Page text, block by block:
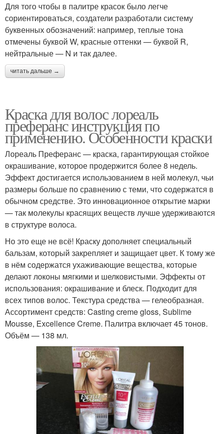
Для того чтобы в палитре красок было легче
сориентироваться, создатели разработали систему
буквенных обозначений: например, теплые тона
отмечены буквой W, красные оттенки — буквой R,
нейтральные — N и так далее.
читать дальше →
Краска для волос лореаль
преферанс инструкция по
применению. Особенности краски
Лореаль Преферанс — краска, гарантирующая стойкое
окрашивание, которое продержится более 8 недель.
Эффект достигается использованием в ней молекул, чьи
размеры больше по сравнению с теми, что содержатся в
обычном средстве. Это инновационное открытие марки
— так молекулы красящих веществ лучше удерживаются
в структуре волоса.
Но это еще не всё! Краску дополняет специальный
бальзам, который закрепляет и защищает цвет. К тому же
в нём содержатся ухаживающие вещества, которые
делают локоны мягкими и шелковистыми. Эффекты от
использования: окрашивание и блеск. Подходит для
всех типов волос. Текстура средства — гелеобразная.
Ассортимент средств: Casting creme gloss, Sublime
Mousse, Excellence Creme. Палитра включает 45 тонов.
Объём — 138 мл.